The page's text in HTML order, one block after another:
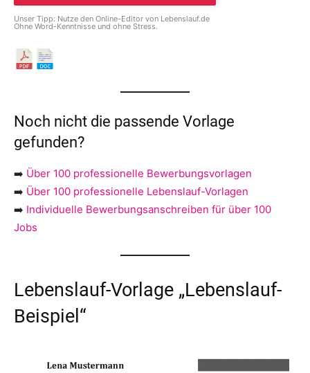
Unser Tipp: Nutze den Online-Editor von Lebenslauf.de
Ohne Word-Kenntnisse und ohne Stress.
Noch nicht die passende Vorlage
gefunden?
➡️ Über 100 professionelle Bewerbungsvorlagen
➡️ Über 100 professionelle Lebenslauf-Vorlagen
➡️ Individuelle Bewerbungsanschreiben für über 100
Jobs
Lebenslauf-Vorlage „Lebenslauf-
Beispiel“